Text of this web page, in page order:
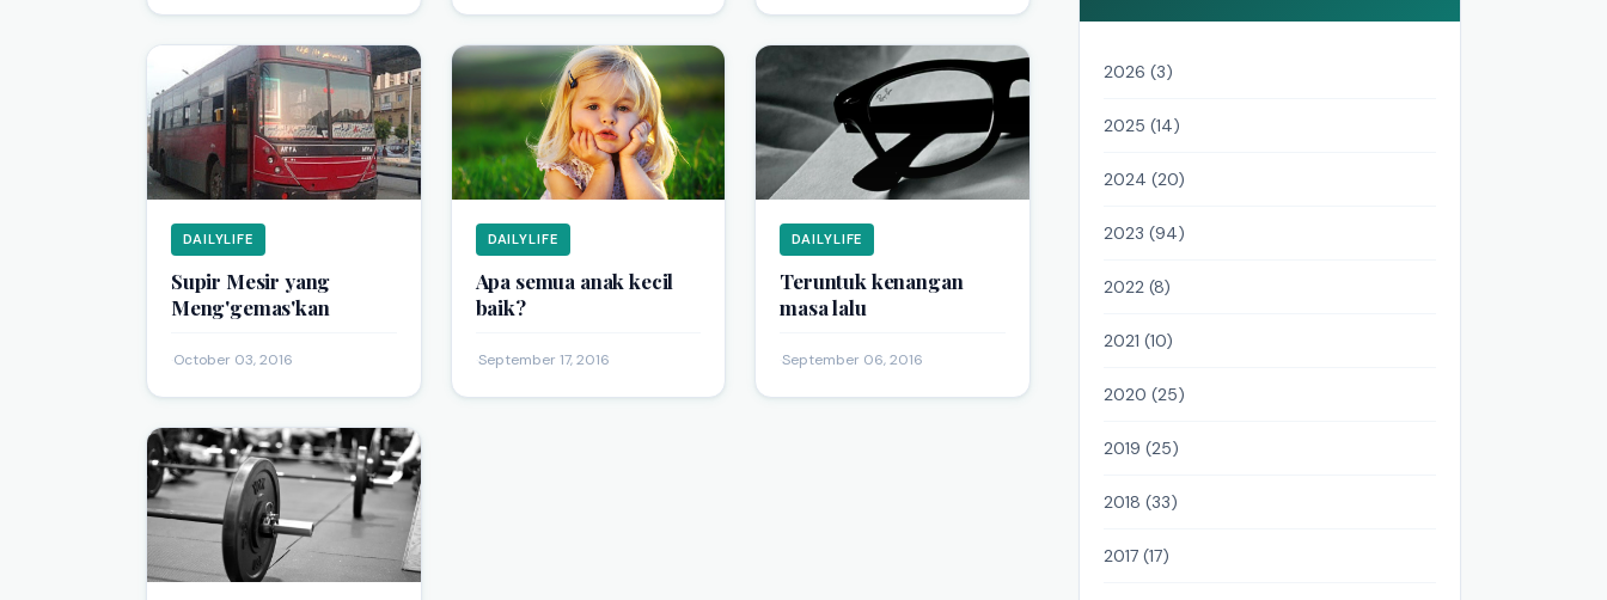
DAILYLIFE
Supir Mesir yang
Meng'gemas'kan
October 03, 2016
DAILYLIFE
Apa semua anak kecil
baik?
September 17, 2016
DAILYLIFE
Teruntuk kenangan
masa lalu
·September 06, 2016
2026 (3)
2025 (14)
2024 (20)
2023 (94)
2022 (8)
2021 (10)
2020 (25)
2019 (25)
2018 (33)
2017 (17)